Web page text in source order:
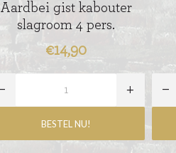
Aardbei gist kabouter
slagroom 4 pers.
€14,90